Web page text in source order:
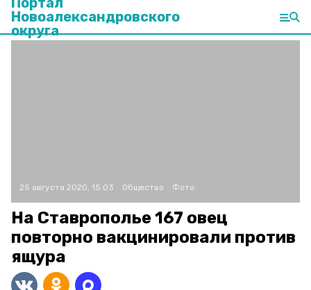
Новоалександровского
округа
25 августа 2020, 15:03 Общество Фото:
На Ставрополье 167 овец
повторно вакцинировали против
ящура